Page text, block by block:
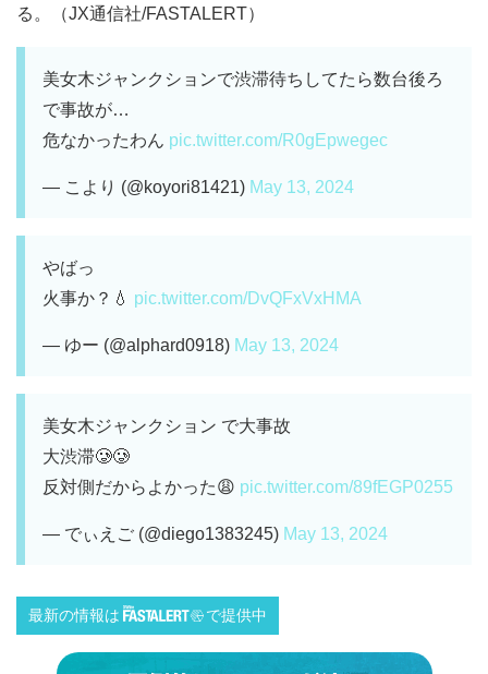
る。（JX通信社/FASTALERT）
美女木ジャンクションで渋滞待ちしてたら数台後ろ
で事故が…
危なかったわん pic.twitter.com/R0gEpwegec
— こより (@koyori81421) May 13, 2024
やばっ
火事か？💧 pic.twitter.com/DvQFxVxHMA
— ゆー (@alphard0918) May 13, 2024
美女木ジャンクション で大事故
大渋滞🥲🥲
反対側だからよかった😩 pic.twitter.com/89fEGP0255
— でぃえご (@diego1383245) May 13, 2024
最新の情報は で提供中